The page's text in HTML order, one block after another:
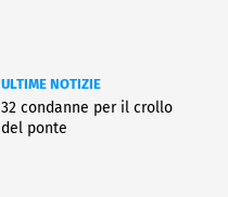
ULTIME NOTIZIE
32 condanne per il crollo
del ponte